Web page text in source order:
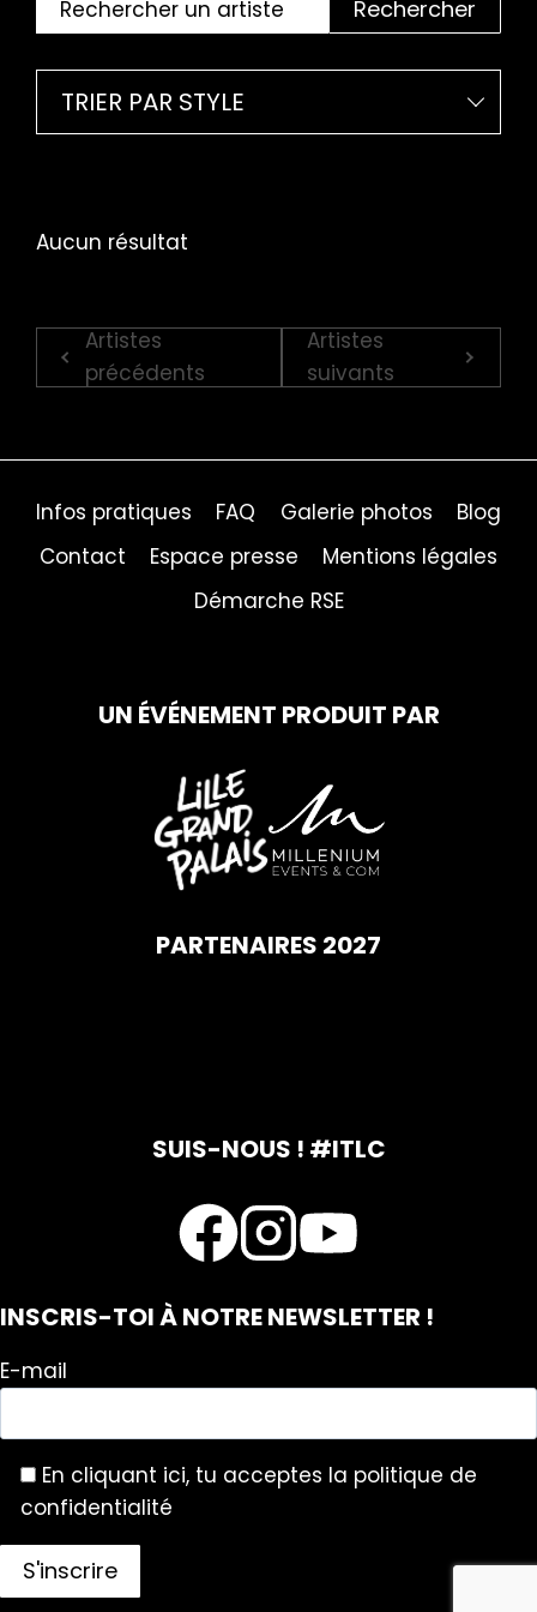
Rechercher
TRIER PAR STYLE
Aucun résultat
Artistes
précédents
Artistes
suivants
Infos pratiques FAQ Galerie photos
Blog
Contact
Espace presse
Mentions légales
Démarche RSE
UN ÉVÉNEMENT PRODUIT PAR
PARTENAIRES 2027
SUIS-NOUS ! #ITLC
INSCRIS-TOI À NOTRE NEWSLETTER !
E-mail
En cliquant ici, tu acceptes la politique de
confidentialité